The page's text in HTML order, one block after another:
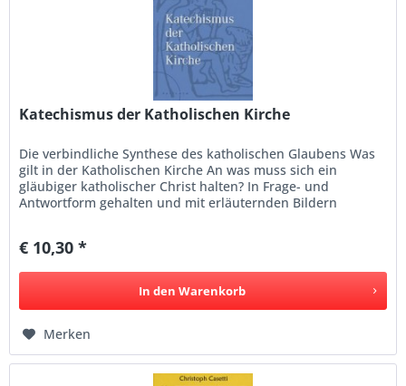
Katechismus der Katholischen Kirche
Die verbindliche Synthese des katholischen Glaubens Was
gilt in der Katholischen Kirche An was muss sich ein
gläubiger katholischer Christ halten? In Frage- und
Antwortform gehalten und mit erläuternden Bildern
€ 10,30 *
In den Warenkorb
Merken